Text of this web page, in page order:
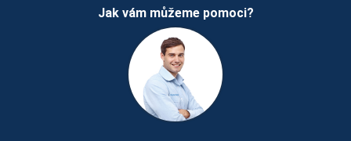
Jak vám můžeme pomoci?